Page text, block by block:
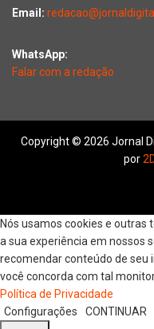
Email:
WhatsApp:
Falar com a redação
Copyright © 2026 Jornal
por
Nós usamos cookies e
a sua experiência em nossos
recomendar conteúdo de seu
você concorda com tal
Política de Privacidade
Configurações
CONTINUAR